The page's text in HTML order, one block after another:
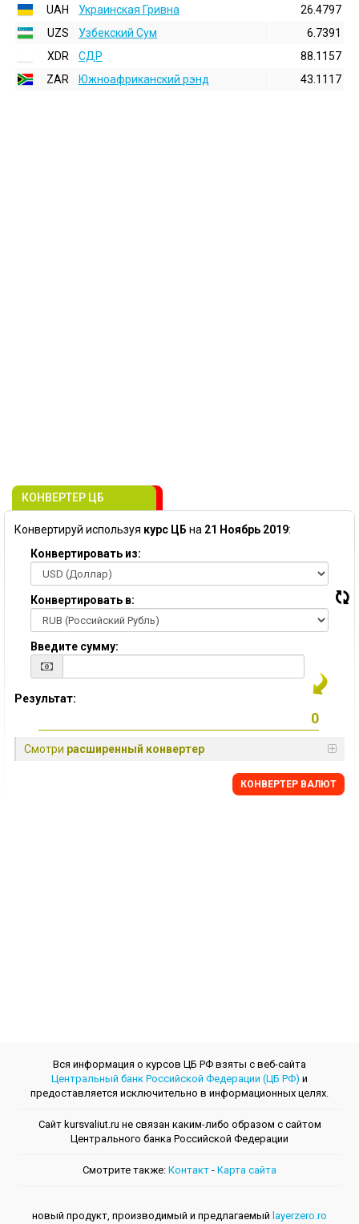
UAH
Украинская Гривна
26.4797
UZS
Узбекский Сум
6.7391
XDR
СДР
88.1157
ZAR
Южноафриканский рэнд 43.1117
КОНВЕРТЕР ЦБ
Конвертируй используя курс ЦБ на 21 Ноябрь 2019:
Конвертировать из:
Конвертировать в:
Введите сумму:
Результат:
Смотри расширенный конвертер
КОНВЕРТЕР ВАЛЮТ
Вся информация о курсов ЦБ РФ взяты с веб-сайта
Центральный банк Российской Федерации (ЦБ РФ) и
предоставляется исключительно в информационных целях.
Сайт kursvaliut.ru не связан каким-либо образом с сайтом
Центрального банкa Российской Федерации
Смотрите также: Контакт - Kарта сайта
новый продукт, производимый и предлагаемый layerzero.ro